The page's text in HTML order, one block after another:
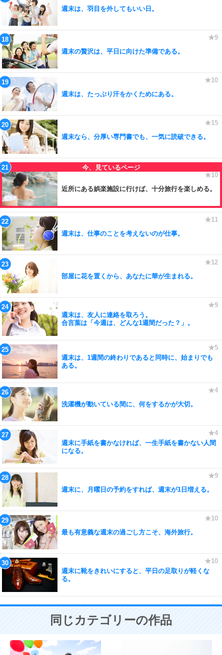
週末は、羽目を外してもいい日。
週末の贅沢は、平日に向けた準備である。
週末は、たっぷり汗をかくためにある。
週末なら、分厚い専門書でも、一気に読破できる。
近所にある娯楽施設に行けば、十分旅行を楽しめる。
週末は、仕事のことを考えないのが仕事。
部屋に花を置くから、あなたに華が生まれる。
週末は、友人に連絡を取ろう。
合言葉は「今週は、どんな1週間だった？」。
週末は、1週間の終わりであると同時に、始まりでも
ある。
洗濯機が動いている間に、何をするかが大切。
週末に手紙を書かなければ、一生手紙を書かない人間
になる。
週末に、月曜日の予約をすれば、週末が1日増える。
最も有意義な週末の過ごし方こそ、海外旅行。
週末に靴をきれいにすると、平日の足取りが軽くな
る。
同じカテゴリーの作品